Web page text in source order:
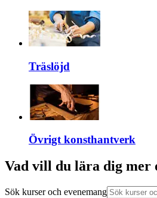
Träslöjd
Övrigt konsthantverk
Vad vill du lära dig mer
Sök kurser och evenemang